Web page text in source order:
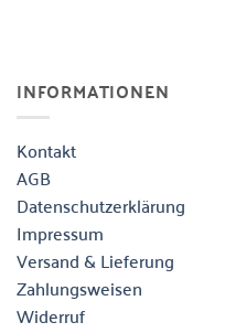
INFORMATIONEN
Kontakt
AGB
Datenschutzerklärung
Impressum
Versand & Lieferung
Zahlungsweisen
Widerruf